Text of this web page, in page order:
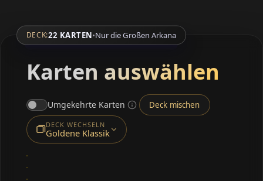
DECK:22 KARTEN•Nur die Großen Arkana
Karten auswählen
Umgekehrte Karten Deck mischen
DECK WECHSELN
Goldene Klassik